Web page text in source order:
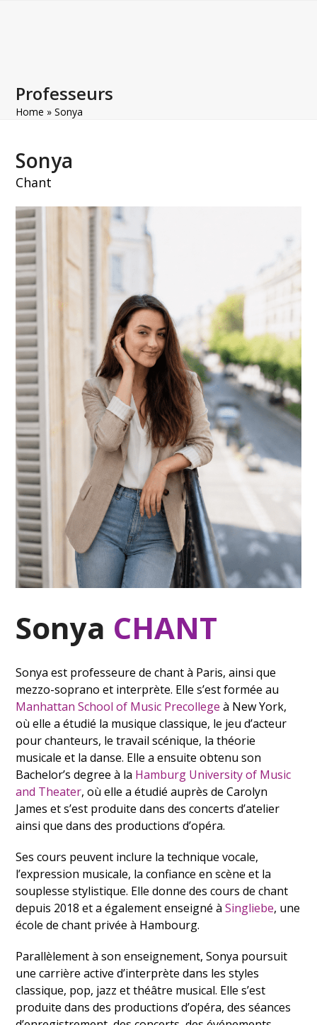
Professeurs
Home »Sonya
Sonya
Chant
Sonya CHANT
Sonya est professeure de chant à Paris, ainsi que
mezzo-soprano et interprète. Elle s’est formée au
Manhattan School of Music Precollege à New York,
où elle a étudié la musique classique, le jeu d’acteur
pour chanteurs, le travail scénique, la théorie
musicale et la danse. Elle a ensuite obtenu son
Bachelor’s degree à la Hamburg University of Music
and Theater, où elle a étudié auprès de Carolyn
James et s’est produite dans des concerts d’atelier
ainsi que dans des productions d’opéra.
Ses cours peuvent inclure la technique vocale,
l’expression musicale, la confiance en scène et la
souplesse stylistique. Elle donne des cours de chant
depuis 2018 et a également enseigné àSingliebe, une
école de chant privée à Hambourg.
Parallèlement à son enseignement, Sonya poursuit
une carrière active d’interprète dans les styles
classique, pop, jazz et théâtre musical. Elle s’est
produite dans des productions d’opéra, des séances